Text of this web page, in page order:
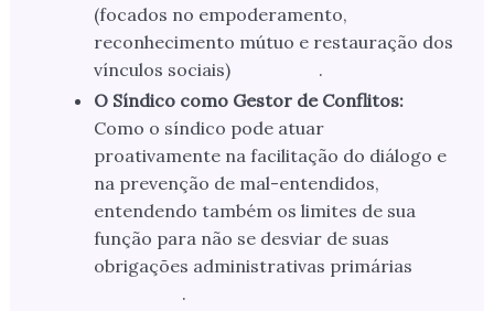
(focados no empoderamento,
reconhecimento mútuo e restauração dos
vínculos sociais)
.
O Síndico como Gestor de Conflitos:
Como o síndico pode atuar
proativamente na facilitação do diálogo e
na prevenção de mal-entendidos,
entendendo também os limites de sua
função para não se desviar de suas
obrigações administrativas primárias
.